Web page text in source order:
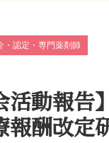
・認定・専門薬剤師
活動報告
報酬改定